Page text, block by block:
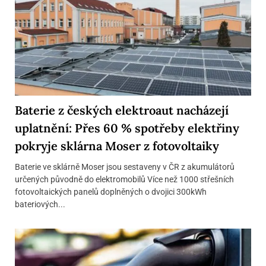
Baterie z českých elektroaut nacházejí
uplatnění: Přes 60 % spotřeby elektřiny
pokryje sklárna Moser z fotovoltaiky
Baterie ve sklárně Moser jsou sestaveny v ČR z akumulátorů
určených původně do elektromobilů Více než 1000 střešních
fotovoltaických panelů doplněných o dvojici 300kWh
bateriových...